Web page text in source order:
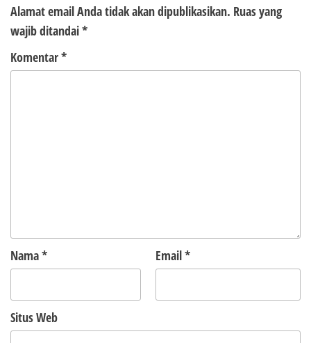
Alamat email Anda tidak akan dipublikasikan. Ruas yang
wajib ditandai*
Komentar*
Nama* Email*
Situs Web